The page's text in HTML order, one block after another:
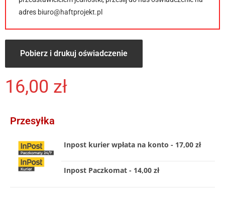
adres biuro@haftprojekt.pl
Pobierz i drukuj oświadczenie
16,00 zł
Przesyłka
Inpost kurier wpłata na konto - 17,00 zł
Inpost Paczkomat - 14,00 zł